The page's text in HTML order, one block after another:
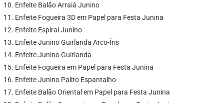
Enfeite Balão Arraiá Junino
Enfeite Fogueira 3D em Papel para Festa Junina
Enfeite Espiral Junino
Enfeite Junino Guirlanda Arco-Íris
Enfeite Junino Guirlanda
Enfeite Fogueira em Papel para Festa Junina
Enfeite Junino Palito Espantalho
Enfeite Balão Oriental em Papel para Festa Junina